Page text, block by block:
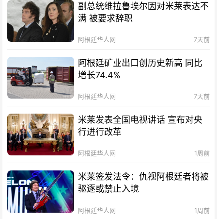
副总统维拉鲁埃尔因对米莱表达不
满 被要求辞职
阿根廷华人网 7天前
阿根廷矿业出口创历史新高 同比
增长74.4%
阿根廷华人网 7天前
米莱发表全国电视讲话 宣布对央
行进行改革
阿根廷华人网 1周前
米莱签发法令：仇视阿根廷者将被
驱逐或禁止入境
阿根廷华人网 1周前